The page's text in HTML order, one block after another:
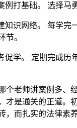
例打基础。 选择
知识网络。 每学完
节。
促学。 定期完成
个老师讲案例多、
才是通关的正道。
，而扎实的法律素